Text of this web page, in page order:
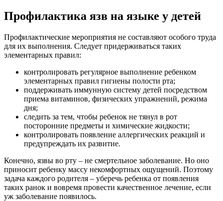
Профилактика язв на языке у детей
Профилактические мероприятия не составляют особого труда
для их выполнения. Следует придерживаться таких
элементарных правил:
контролировать регулярное выполнение ребенком
элементарных правил гигиены полости рта;
поддерживать иммунную систему детей посредством
приема витаминов, физических упражнений, режима
дня;
следить за тем, чтобы ребенок не тянул в рот
посторонние предметы и химические жидкости;
контролировать появление аллергических реакций и
предупреждать их развитие.
Конечно, язвы во рту – не смертельное заболевание. Но оно
приносит ребенку массу некомфортных ощущений. Поэтому
задача каждого родителя – уберечь ребенка от появления
таких ранок и вовремя провести качественное лечение, если
уж заболевание появилось.